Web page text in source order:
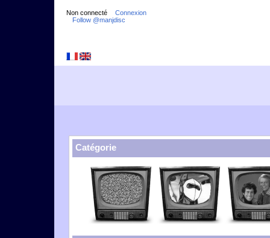
Non connecté
Connexion
Follow @manjdisc
Catégorie